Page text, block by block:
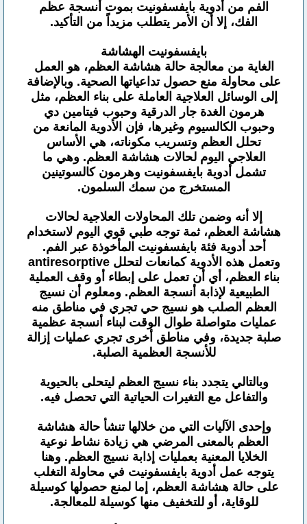
الفم من أدوية بايفسفونيت بموت أنسجة عظم
الفك، إلا أن الأمر يتطلب مزيداً من التأكيد.
بايفسفونيت الهشاشة
الغاية من معالجة حالة هشاشة العظم، هو العمل
على محاولة منع حصول تداعياتها الصحية. وبالإضافة
إلى الوسائل العلاجية العاملة على بناء العظم، مثل
هرمون الغدة جار الدرقية وحبوب فيتامين دي
وحبوب الكالسيوم وغيرها، فإن الأدوية المانعة من
تحلل العظم وتسريب مكوناته، هي الأساس
العلاجي اليوم لحالات هشاشة العظم. وهي ما
تشمل أدوية بايفسفونيت وهرمون كالسوتينين
المستخرج من سمك السلمون.
إلا أنه وضمن تلك المحاولات العلاجية لحالات
هشاشة العظم، ثمة توجه طبي قوي اليوم لاستخدام
أحد أدوية فئة بايفسفونيت المأخوذة عبر الفم.
وتعمل هذه الأدوية كمانعات لتحلل antiresorptive
بناء العظم، أي أن تعمل على إبطاء أو وقف العملية
الطبيعية لإذابة أنسجة العظم. ومعلوم أن نسيج
العظم الصلب هو نسيج حي تجري في مناطق منه
عمليات متواصلة طوال الوقت لبناء أنسجة عظمية
صلبة جديدة، وفي مناطق أخرى تجري عمليات إزالة
للأنسجة العظمية الصلبة.
وبالتالي يتجدد بناء نسيج العظم ليتحلى بالحيوية
والتفاعل مع التغيرات الحياتية التي تحصل فيه.
وإحدى الآليات التي من خلالها تنشأ حالة هشاشة
العظم بالمعنى المرضي هي زيادة نشاط نوعية
الخلايا المعنية بعمليات إذابة نسيج العظم. وهنا
يتوجه عمل أدوية بايفسفونيت في محاولة التغلب
على حالة هشاشة العظم، إما لمنع حصولها كوسيلة
للوقاية، أو للتخفيف منها كوسيلة للمعالجة.